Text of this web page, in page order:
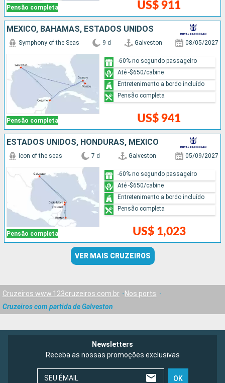
Pensão completa US$ 911
MÉXICO, BAHAMAS, ESTADOS UNIDOS
Pensão completa
Symphony of the Seas 9 d Galveston 08/05/2027
US$ 941
-60% no segundo passageiro
Até -$650/cabine
Entretenimento a bordo incluído
Pensão completa
ESTADOS UNIDOS, HONDURAS, MÉXICO
Pensão completa
Icon of the seas 7 d Galveston 05/09/2027
US$ 1,023
-60% no segundo passageiro
Até -$650/cabine
Entretenimento a bordo incluído
Pensão completa
VER MAIS CRUZEIROS
Cruzeiros www.123cruzeiros.com.br
Nos ports
Cruzeiros com partida de Galveston
Newsletters
Receba as nossas promoções exclusivas
SEU ÉMAIL OK